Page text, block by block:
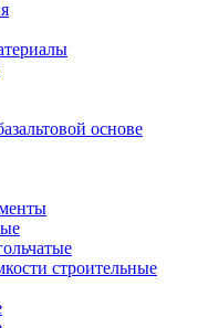
основе
строительные